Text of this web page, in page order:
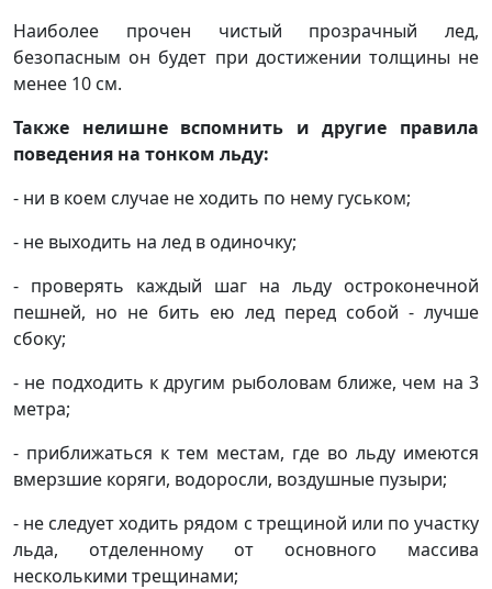
Наиболее прочен чистый прозрачный лед,
безопасным он будет при достижении толщины не
менее 10 см.
Также нелишне вспомнить и другие правила
поведения на тонком льду:
- ни в коем случае не ходить по нему гуськом;
- не выходить на лед в одиночку;
- проверять каждый шаг на льду остроконечной
пешней, но не бить ею лед перед собой - лучше
сбоку;
- не подходить к другим рыболовам ближе, чем на 3
метра;
- приближаться к тем местам, где во льду имеются
вмерзшие коряги, водоросли, воздушные пузыри;
- не следует ходить рядом с трещиной или по участку
льда, отделенному от основного массива
несколькими трещинами;